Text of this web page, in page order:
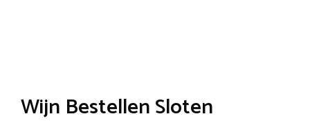
Wijn Bestellen Sloten